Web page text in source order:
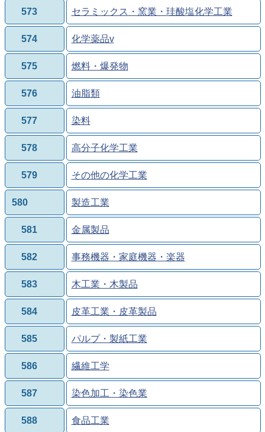
573 セラミックス・窯業・珪酸塩化学工業
574 化学薬品v
575 燃料・爆発物
576 油脂類
577 染料
578 高分子化学工業
579 その他の化学工業
580 製造工業
581 金属製品
582 事務機器・家庭機器・楽器
583 木工業・木製品
584 皮革工業・皮革製品
585 パルプ・製紙工業
586 繊維工学
587 染色加工・染色業
588 食品工業